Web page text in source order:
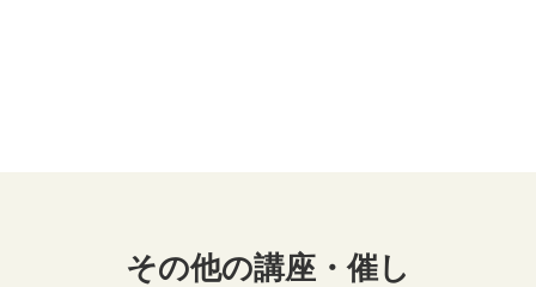
その他の講座・催し